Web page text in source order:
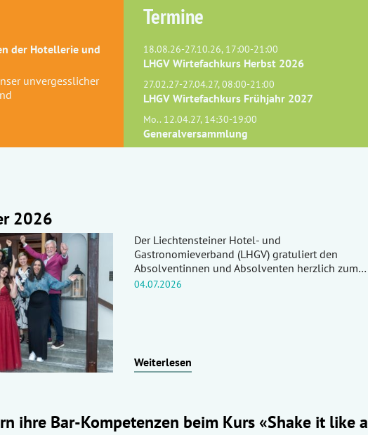
der Hotellerie und
unvergesslicher
Termine
18.08.26-27.10.26, 17:00-21:00
LHGV Wirtefachkurs Herbst 2026
27.02.27-27.04.27, 08:00-21:00
LHGV Wirtefachkurs Frühjahr 2027
Mo.. 12.04.27, 14:30-19:00
Generalversammlung
2026
Der Liechtensteiner Hotel- und
Gastronomieverband (LHGV) gratuliert den
Absolventinnen und Absolventen herzlich zum…
04.07.2026
Weiterlesen
ihre Bar-Kompetenzen beim Kurs «Shake it like a